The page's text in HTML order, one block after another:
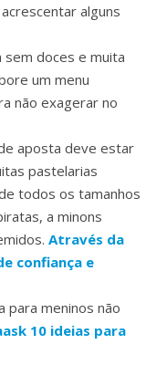
alguns
sem doces e muita
um menu
não exagerar no
aposta deve estar
pastelarias
todos os tamanhos
a minons
Através da
confiança e
para meninos não
10 ideias para